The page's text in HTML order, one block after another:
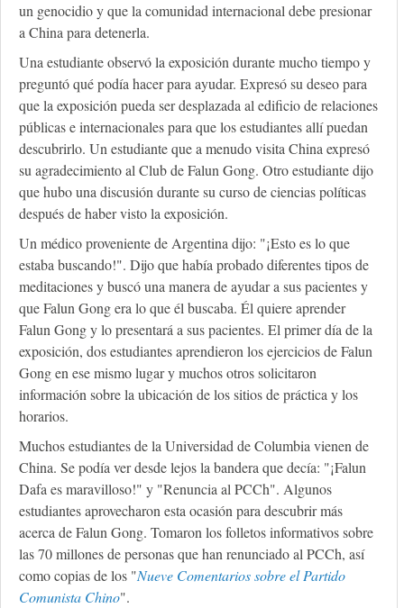
un genocidio y que la comunidad internacional debe presionar
a China para detenerla.
Una estudiante observó la exposición durante mucho tiempo y
preguntó qué podía hacer para ayudar. Expresó su deseo para
que la exposición pueda ser desplazada al edificio de relaciones
públicas e internacionales para que los estudiantes allí puedan
descubrirlo. Un estudiante que a menudo visita China expresó
su agradecimiento al Club de Falun Gong. Otro estudiante dijo
que hubo una discusión durante su curso de ciencias políticas
después de haber visto la exposición.
Un médico proveniente de Argentina dijo: "¡Esto es lo que
estaba buscando!". Dijo que había probado diferentes tipos de
meditaciones y buscó una manera de ayudar a sus pacientes y
que Falun Gong era lo que él buscaba. Él quiere aprender
Falun Gong y lo presentará a sus pacientes. El primer día de la
exposición, dos estudiantes aprendieron los ejercicios de Falun
Gong en ese mismo lugar y muchos otros solicitaron
información sobre la ubicación de los sitios de práctica y los
horarios.
Muchos estudiantes de la Universidad de Columbia vienen de
China. Se podía ver desde lejos la bandera que decía: "¡Falun
Dafa es maravilloso!" y "Renuncia al PCCh". Algunos
estudiantes aprovecharon esta ocasión para descubrir más
acerca de Falun Gong. Tomaron los folletos informativos sobre
las 70 millones de personas que han renunciado al PCCh, así
como copias de los "Nueve Comentarios sobre el Partido
Comunista Chino".